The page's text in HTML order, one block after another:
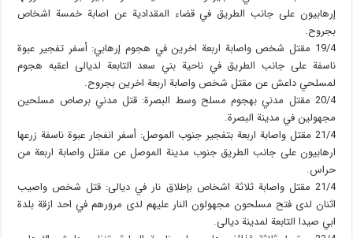
إرهابيون على جانب الطريق في قضاء المقدادية عن اصابة خمسة اشخاص
بجروح.
19/4 مقتل شخص واصابة اربعة اخرين في هجوم إرهابي: أسفر تفجير عبوة
ناسفة على جانب الطريق في ناحية بني سعد التابعة لديالى اعقبه هجوم
لمسلحي داعش عن مقتل شخص واصابة اربعة اخرين بجروح.
20/4 مقتل مدني بهجوم مسلح وسط البصرة: قتل مدني برصاص مسلحين
مجهولين في مدينة البصرة.
21/4 مقتل واصابة اربعة بتفجير جنوب الموصل: أسفر انفجار عبوة ناسفة زرعها
ارهابيون على جانب الطريق جنوب مدينة الموصل عن مقتل واصابة اربعة من
حراس.
21/4 مقتل واصابة ثلاثة اشخاص بإطلاق نار في ديالى: قتل شخص واصيب
اثنان لدى فتح مسلحون مجهولون النار عليهم لدى مرورهم في احد ازقة بلدة
ابي صيدا التابعة لمدينة ديالى.